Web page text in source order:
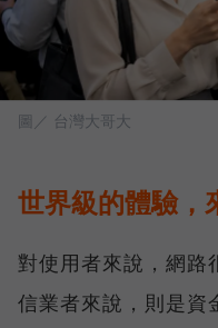
圖／ 台灣大哥大
世界級的體驗，
對使用者來說，網路
信業者來說，則是資